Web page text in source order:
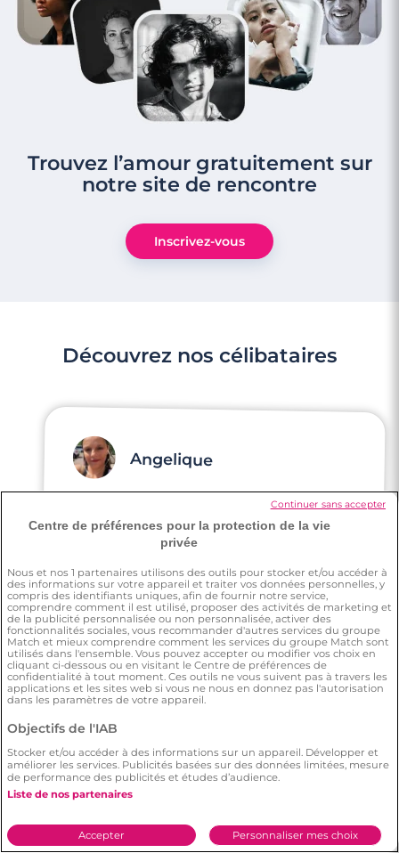
3 minutes
Rencontre à Florange
Rencontre à Forbach
4 minutes
Rencontre à Faulquemont
Trouvez l’amour gratuitement sur
notre site de rencontre
Inscrivez-vous
Découvrez nos célibataires
Angelique
Au début j'étais sceptique, ensuite je me
suis dit go, et là j'ai rencontré quelqu'un de
Adama
Je me suis inscrit sur Meetic après avoir
essayé d'autres sites de rencontre et
Meetic se démarque largement par son
professionnalisme et son engagement
envers ses clients.
Centre de préférences pour la protection de la vie
privée
Nous et nos 1 partenaires utilisons des outils pour stocker et/ou accéder à
des informations sur votre appareil et traiter vos données personnelles, y
compris des identifiants uniques, afin de fournir notre service,
comprendre comment il est utilisé, proposer des activités de marketing et
de la publicité personnalisée ou non personnalisée, activer des
fonctionnalités sociales, vous recommander d'autres services du groupe
Match et mieux comprendre comment les services du groupe Match sont
utilisés dans l'ensemble. Vous pouvez accepter ou modifier vos choix en
cliquant ci-dessous ou en visitant le Centre de préférences de
confidentialité à tout moment. Ces outils ne vous suivent pas à travers les
applications et les sites web si vous ne nous en donnez pas l'autorisation
dans les paramètres de votre appareil.
Objectifs de l'IAB
Stocker et/ou accéder à des informations sur un appareil. Développer et
améliorer les services. Publicités basées sur des données limitées, mesure
de performance des publicités et études d’audience.
Liste de nos partenaires
Personnaliser mes choix
Accepter
Continuer sans accepter